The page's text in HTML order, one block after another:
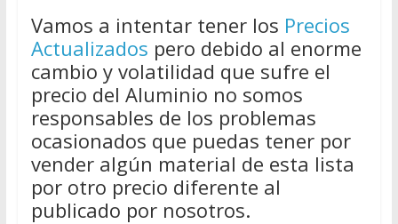
Vamos a intentar tener los Precios
Actualizados pero debido al enorme
cambio y volatilidad que sufre el
precio del Aluminio no somos
responsables de los problemas
ocasionados que puedas tener por
vender algún material de esta lista
por otro precio diferente al
publicado por nosotros.